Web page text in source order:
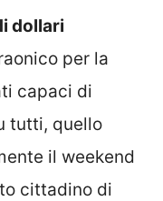
dollari
per la
capaci di
tutti, quello
il weekend
cittadino di